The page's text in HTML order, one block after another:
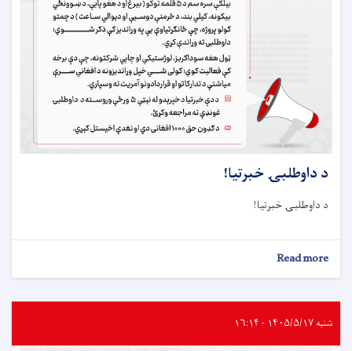
د داوطلبۍ خبرتيا!
د داوطلبۍ خبرتيا!
Read more
د
خبرتيا!
شنبه ۱۴۰۵/۵/۱۷ - ۱۶:۱۴